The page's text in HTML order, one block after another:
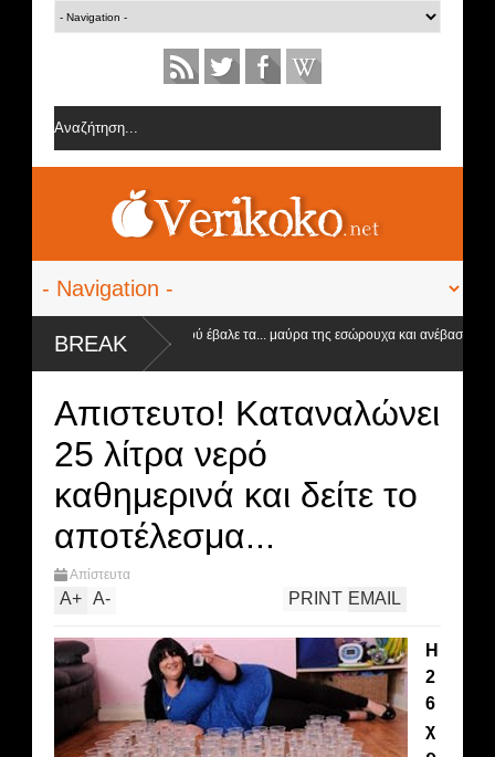
BREAK
Η Ειρήνη Στεργιανού έβαλε τα... μαύρα της εσώρουχα και ανέβασε τη
στα ύψη
Aπιστευτο! Καταναλώνει
25 λίτρα νερό
καθημερινά και δείτε το
αποτέλεσμα...
Απίστευτα
A+ A- EMAIL
PRINT
Η
2
6
χ